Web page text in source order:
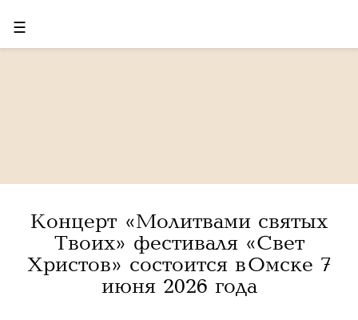
☰
Концерт «Молитвами святых
Твоих» фестиваля «Свет
Христов» состоится в Омске 7
июня 2026 года